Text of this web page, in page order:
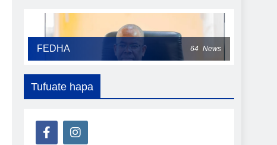
FEDHA 64 News
Tufuate hapa